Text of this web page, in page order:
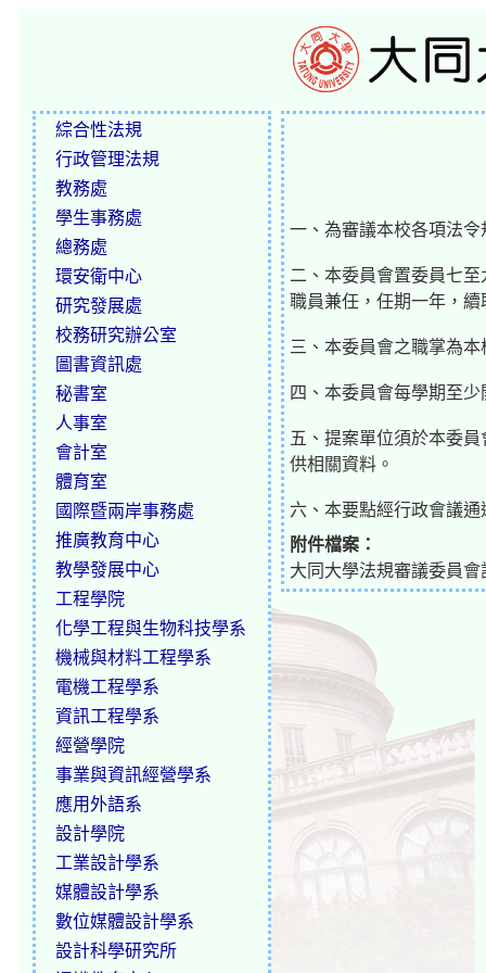
綜合性法規
行政管理法規
教務處
學生事務處
總務處
環安衛中心
研究發展處
校務研究辦公室
圖書資訊處
秘書室
人事室
會計室
體育室
國際暨兩岸事務處
推廣教育中心
教學發展中心
工程學院
化學工程與生物科技學系
機械與材料工程學系
電機工程學系
資訊工程學系
經營學院
事業與資訊經營學系
應用外語系
設計學院
工業設計學系
媒體設計學系
數位媒體設計學系
設計科學研究所
一、為審議本校各項法
二、本委員會置委員七
職員兼任，任期一年，
三、本委員會之職掌為
四、本委員會每學期至
五、提案單位須於本委
供相關資料。
六、本要點經行政會議
附件檔案：
大同大學法規審議委員會